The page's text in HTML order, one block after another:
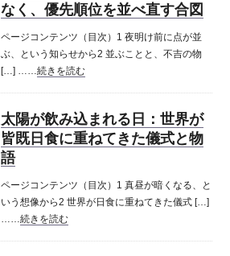
なく、優先順位を並べ直す合図
ページコンテンツ（目次）1 夜明け前に点が並
ぶ、という知らせから2 並ぶことと、不吉の物
[…] ……続きを読む
太陽が飲み込まれる日：世界が
皆既日食に重ねてきた儀式と物
語
ページコンテンツ（目次）1 真昼が暗くなる、と
いう想像から2 世界が日食に重ねてきた儀式 […]
……続きを読む